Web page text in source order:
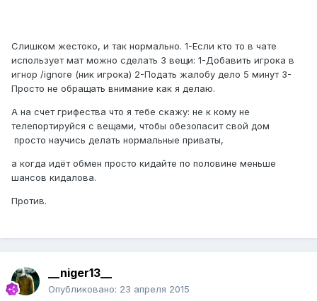
Слишком жестоко, и так нормально. 1-Если кто то в чате
использует мат можно сделать 3 вещи: 1-Добавить игрока в
игнор /ignore (ник игрока) 2-Подать жалобу дело 5 минут 3-
Просто не обращать внимание как я делаю.
А на счет грифества что я тебе скажу: не к кому не
телепортируйся с вещами, чтобы обезопасит свой дом
просто научись делать нормальные приваты,
а когда идёт обмен просто кидайте по половине меньше
шансов кидалова.
Против.
__niger13__
Опубликовано: 23 апреля 2015